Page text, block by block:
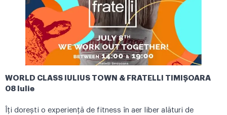
WORLD CLASS IULIUS TOWN & FRATELLI TIMIȘOARA
08 Iulie
Îți dorești o experiență de fitness în aer liber alături de